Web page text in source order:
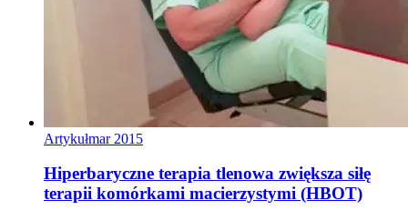
Artykułmar 2015
Hiperbaryczne terapia tlenowa zwiększa siłę
terapii komórkami macierzystymi (HBOT)